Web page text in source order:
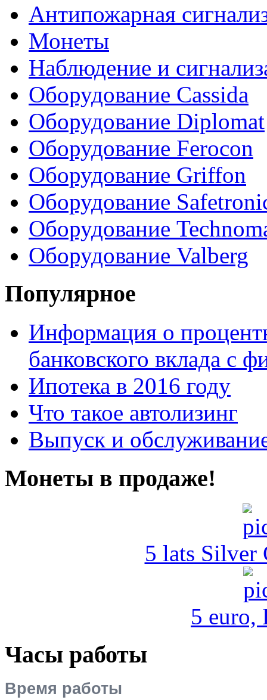
Антипожарная
Монеты
Наблюдение и
Оборудование Cassida
Оборудование Diplomat
Оборудование Ferocon
Оборудование Griffon
Оборудование
Оборудование
Оборудование Valberg
Популярное
Информация о
банковского вклада с
Ипотека в 2016 году
Что такое автолизинг
Выпуск и
Монеты в продаже!
5 lats Silver
5 euro,
Часы работы
Время работы